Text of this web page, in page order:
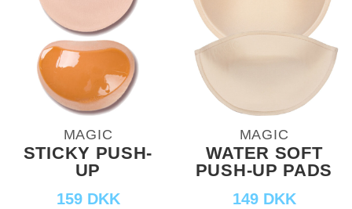
MAGIC
STICKY PUSH-
UP
159 DKK
MAGIC
WATER SOFT
PUSH-UP PADS
149 DKK